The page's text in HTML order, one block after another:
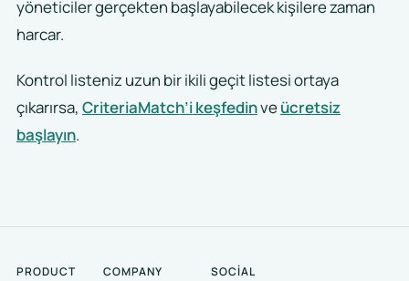
yöneticiler gerçekten başlayabilecek kişilere zaman
harcar.
Kontrol listeniz uzun bir ikili geçit listesi ortaya
çıkarırsa, CriteriaMatch’i keşfedinveücretsiz
başlayın.
PRODUCT COMPANY SOCIAL